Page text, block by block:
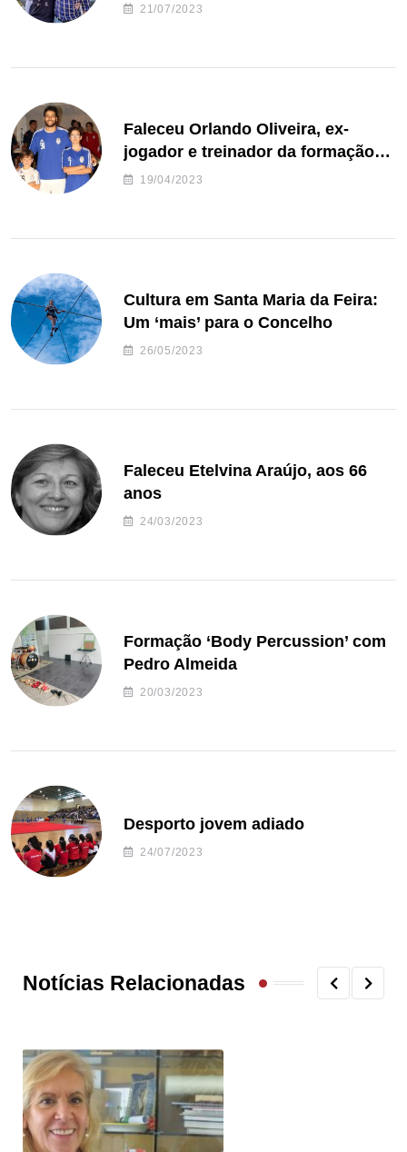
de Freguesia S. João de Ver
21/07/2023
Faleceu Orlando Oliveira, ex-
jogador e treinador da formação
de andebol do Feirense
19/04/2023
Cultura em Santa Maria da Feira:
Um ‘mais’ para o Concelho
26/05/2023
Faleceu Etelvina Araújo, aos 66
anos
24/03/2023
Formação ‘Body Percussion’ com
Pedro Almeida
20/03/2023
Desporto jovem adiado
24/07/2023
Notícias Relacionadas